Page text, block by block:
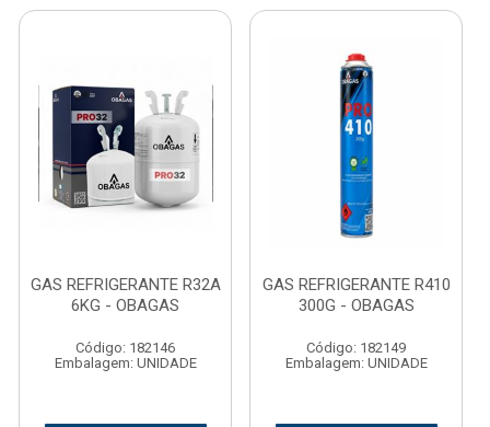
GAS REFRIGERANTE R32A
6KG - OBAGAS
Código: 182146
Embalagem: UNIDADE
GAS REFRIGERANTE R410
300G - OBAGAS
Código: 182149
Embalagem: UNIDADE